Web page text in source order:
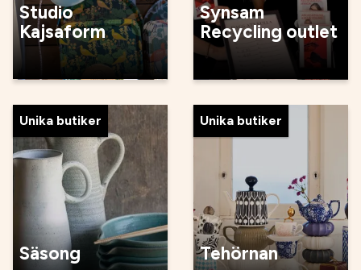
Studio
Kajsaform
Synsam
Recycling outlet
Unika butiker
Säsong
Unika butiker
Tehörnan